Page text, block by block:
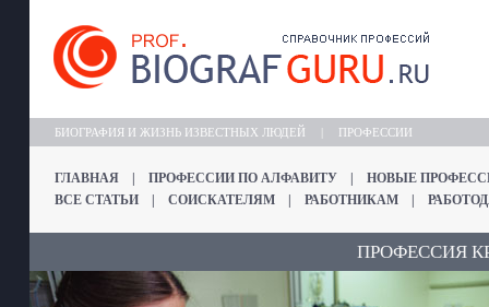
БИОГРАФИЯ И ЖИЗНЬ ИЗВЕСТНЫХ ЛЮДЕЙ ПРОФЕССИИ
ГЛАВНАЯ ПРОФЕССИИ ПО АЛФАВИТУ
НОВЫЕ
ВСЕ СТАТЬИ
СОИСКАТЕЛЯМ РАБОТНИКАМ
ПРОФЕССИЯ